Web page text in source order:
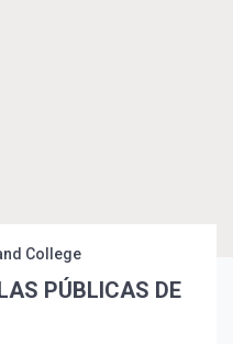
College
PÚBLICAS DE